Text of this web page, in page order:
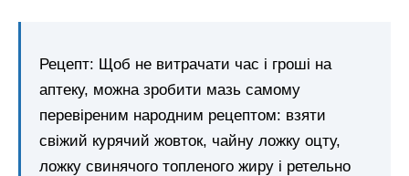
Рецепт: Щоб не витрачати час і гроші на
аптеку, можна зробити мазь самому
перевіреним народним рецептом: взяти
свіжий курячий жовток, чайну ложку оцту,
ложку свинячого топленого жиру і ретельно